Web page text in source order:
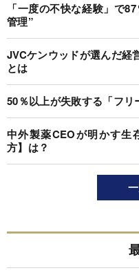
「一度の不快な経験」で
管理”
JVCケンウッドが選んだ経
とは
50％以上が失敗する「フ
中外製薬CEOが明かす生
方】は？